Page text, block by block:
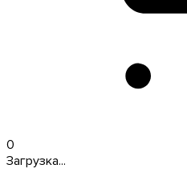
0
Загрузка...